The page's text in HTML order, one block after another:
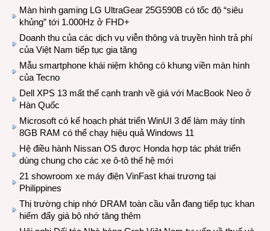
Màn hình gaming LG UltraGear 25G590B có tốc độ “siêu
khủng” tới 1.000Hz ở FHD+
Doanh thu của các dịch vụ viễn thông và truyền hình trả phí
của Việt Nam tiếp tục gia tăng
Mẫu smartphone khái niệm không có khung viền màn hình
của Tecno
Dell XPS 13 mất thế cạnh tranh về giá với MacBook Neo ở
Hàn Quốc
Microsoft có kế hoạch phát triển WinUI 3 để làm máy tính
8GB RAM có thể chạy hiệu quả Windows 11
Hệ điều hành Nissan OS được Honda hợp tác phát triển
dùng chung cho các xe ô-tô thế hệ mới
21 showroom xe máy điện VinFast khai trương tại
Philippines
Thị trường chip nhớ DRAM toàn cầu vẫn đang tiếp tục khan
hiếm đẩy giá bộ nhớ tăng thêm